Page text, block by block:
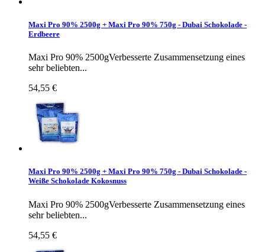
Maxi Pro 90% 2500g + Maxi Pro 90% 750g - Dubai Schokolade -
Erdbeere
Maxi Pro 90% 2500gVerbesserte Zusammensetzung eines
sehr beliebten...
54,55 €
Maxi Pro 90% 2500g + Maxi Pro 90% 750g - Dubai Schokolade -
Weiße Schokolade Kokosnuss
Maxi Pro 90% 2500gVerbesserte Zusammensetzung eines
sehr beliebten...
54,55 €